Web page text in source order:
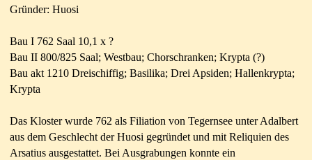
Gründer: Huosi
Bau I 762 Saal 10,1 x ?
Bau II 800/825 Saal; Westbau; Chorschranken; Krypta (?)
Bau akt 1210 Dreischiffig; Basilika; Drei Apsiden; Hallenkrypta;
Krypta
Das Kloster wurde 762 als Filiation von Tegernsee unter Adalbert
aus dem Geschlecht der Huosi gegründet und mit Reliquien des
Arsatius ausgestattet. Bei Ausgrabungen konnte ein